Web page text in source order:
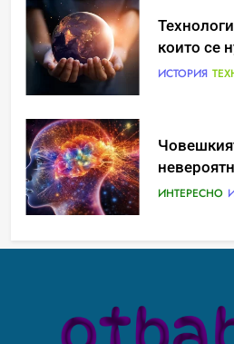
които се
борим с
ИСТОРИЯ
ИНТЕРЕСНО
ИСТОРИЯ
Идеи за
на баня
ИСТОРИЯ
Забаба
ИСТОРИЯ
борим с
затопляне